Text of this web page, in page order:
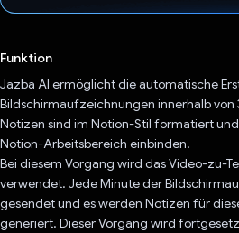
Funktion
Jazba AI ermöglicht die automatische
Bildschirmaufzeichnungen innerhalb von
Notizen sind im Notion-Stil formatiert und
Notion-Arbeitsbereich einbinden.
Bei diesem Vorgang wird das Video-zu-
verwendet. Jede Minute der
gesendet und es werden Notizen für
generiert. Dieser Vorgang wird